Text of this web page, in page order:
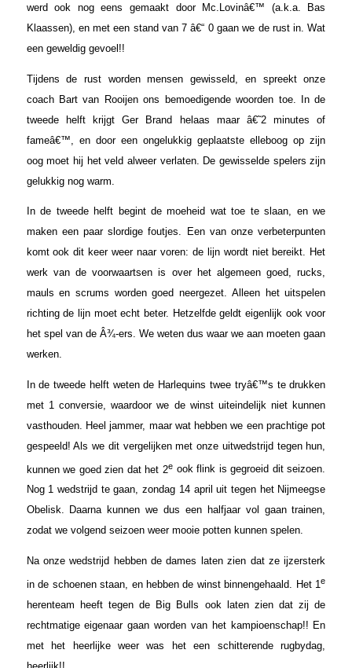
werd ook nog eens gemaakt door Mc.Lovinâ€™ (a.k.a. Bas
Klaassen), en met een stand van 7 â€“ 0 gaan we de rust in. Wat
een geweldig gevoel!!
Tijdens de rust worden mensen gewisseld, en spreekt onze
coach Bart van Rooijen ons bemoedigende woorden toe. In de
tweede helft krijgt Ger Brand helaas maar â€˜2 minutes of
fameâ€™, en door een ongelukkig geplaatste elleboog op zijn
oog moet hij het veld alweer verlaten. De gewisselde spelers zijn
gelukkig nog warm.
In de tweede helft begint de moeheid wat toe te slaan, en we
maken een paar slordige foutjes. Een van onze verbeterpunten
komt ook dit keer weer naar voren: de lijn wordt niet bereikt. Het
werk van de voorwaartsen is over het algemeen goed, rucks,
mauls en scrums worden goed neergezet. Alleen het uitspelen
richting de lijn moet echt beter. Hetzelfde geldt eigenlijk ook voor
het spel van de Â¾-ers. We weten dus waar we aan moeten gaan
werken.
In de tweede helft weten de Harlequins twee tryâ€™s te drukken
met 1 conversie, waardoor we de winst uiteindelijk niet kunnen
vasthouden. Heel jammer, maar wat hebben we een prachtige pot
gespeeld! Als we dit vergelijken met onze uitwedstrijd tegen hun,
kunnen we goed zien dat het 2e ook flink is gegroeid dit seizoen.
Nog 1 wedstrijd te gaan, zondag 14 april uit tegen het Nijmeegse
Obelisk. Daarna kunnen we dus een halfjaar vol gaan trainen,
zodat we volgend seizoen weer mooie potten kunnen spelen.
Na onze wedstrijd hebben de dames laten zien dat ze ijzersterk
in de schoenen staan, en hebben de winst binnengehaald. Het 1e
herenteam heeft tegen de Big Bulls ook laten zien dat zij de
rechtmatige eigenaar gaan worden van het kampioenschap!! En
met het heerlijke weer was het een schitterende rugbydag,